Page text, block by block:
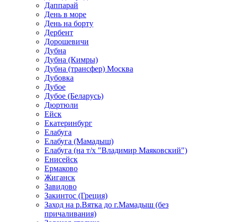
Даппарай
День в море
День на борту
Дербент
Дорошевичи
Дубна
Дубна (Кимры)
Дубна (трансфер) Москва
Дубовка
Дубое
Дубое (Беларусь)
Дюртюли
Ейск
Екатеринбург
Елабуга
Елабуга (Мамадыш)
Елабуга (на т/х "Владимир Маяковский")
Енисейск
Ермаково
Жиганск
Завидово
Закинтос (Греция)
Заход на р.Вятка до г.Мамадыш (без
причаливания)